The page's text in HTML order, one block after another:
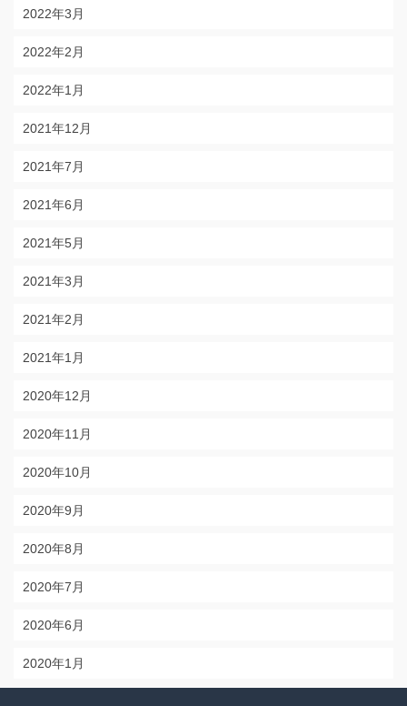
2022年3月
2022年2月
2022年1月
2021年12月
2021年7月
2021年6月
2021年5月
2021年3月
2021年2月
2021年1月
2020年12月
2020年11月
2020年10月
2020年9月
2020年8月
2020年7月
2020年6月
2020年1月